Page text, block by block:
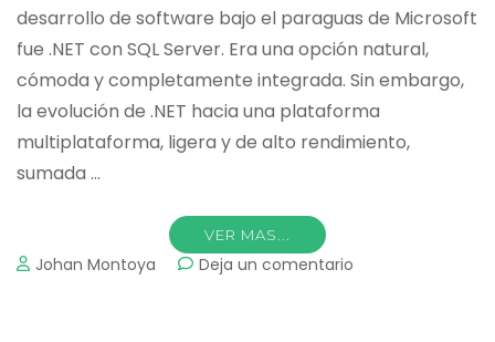
desarrollo de software bajo el paraguas de Microsoft
fue .NET con SQL Server. Era una opción natural,
cómoda y completamente integrada. Sin embargo,
la evolución de .NET hacia una plataforma
multiplataforma, ligera y de alto rendimiento,
sumada …
VER MAS...
Johan Montoya Deja un comentario